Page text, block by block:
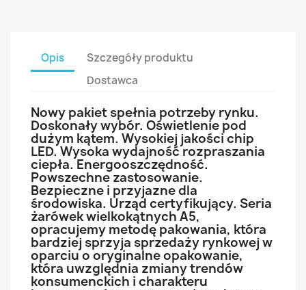
Opis
Szczegóły produktu
Dostawca
Nowy pakiet spełnia potrzeby rynku.
Doskonały wybór. Oświetlenie pod
dużym kątem. Wysokiej jakości chip
LED. Wysoka wydajność rozpraszania
ciepła. Energooszczędność.
Powszechne zastosowanie.
Bezpieczne i przyjazne dla
środowiska. Urząd certyfikujący. Seria
żarówek wielkokątnych A5,
opracujemy metodę pakowania, która
bardziej sprzyja sprzedaży rynkowej w
oparciu o oryginalne opakowanie,
która uwzględnia zmiany trendów
konsumenckich i charakteru